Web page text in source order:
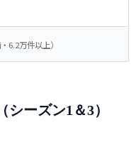
6.2万件以上）
ーズン1＆3）